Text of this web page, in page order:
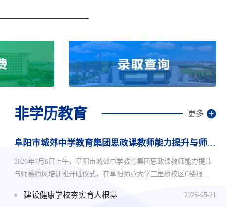
非学历教育 更多
阜阳市城郊中学教育集团思政课教师能力提升与师德师风培训班顺利开班
2026年7月6日上午，阜阳市城郊中学教育集团思政课教师能力提升
与师德师风培训班开班仪式，在阜阳师范大学三里桥校区C楼报告
教师参加培训。阜阳师范大学马克思主义学院党委书记夏小华、继
建设健康学校夯实育人根基 2026-05-21